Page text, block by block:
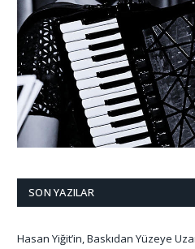
SON YAZILAR
Hasan Yiğit’in, Baskıdan Yüzeye